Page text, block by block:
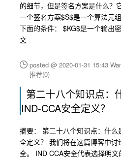
的细节，但是签名方案是什么？
一个签名方案$S$是一个算法元
下面的条件： $KG$是一个输出
文
posted @ 2020-01-31 15:43
推荐(0)
第二十八个知识点：
IND-CCA安全定义？
摘要： 第二十八个知识点：什
全定义？ 我们将在这篇博客中讨
全。 IND CCA安全代表选择明